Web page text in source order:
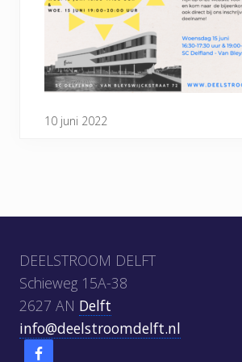
10 juni 2022
DEELSTROOM DELFT
Schieweg 15A-38
2627 AN Delft
info@deelstroomdelft.nl